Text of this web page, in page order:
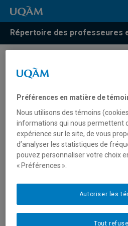
Répertoire des professeures
Ariane
Professeure
Unité:Département de
Préférences en matière de
Nous utilisons des témoins
informations qui nous permettent
expérience sur le site, de vous
d’analyser les statistiques de
pouvez personnaliser votre choix
« Préférences ».
Tout
Autoriser les